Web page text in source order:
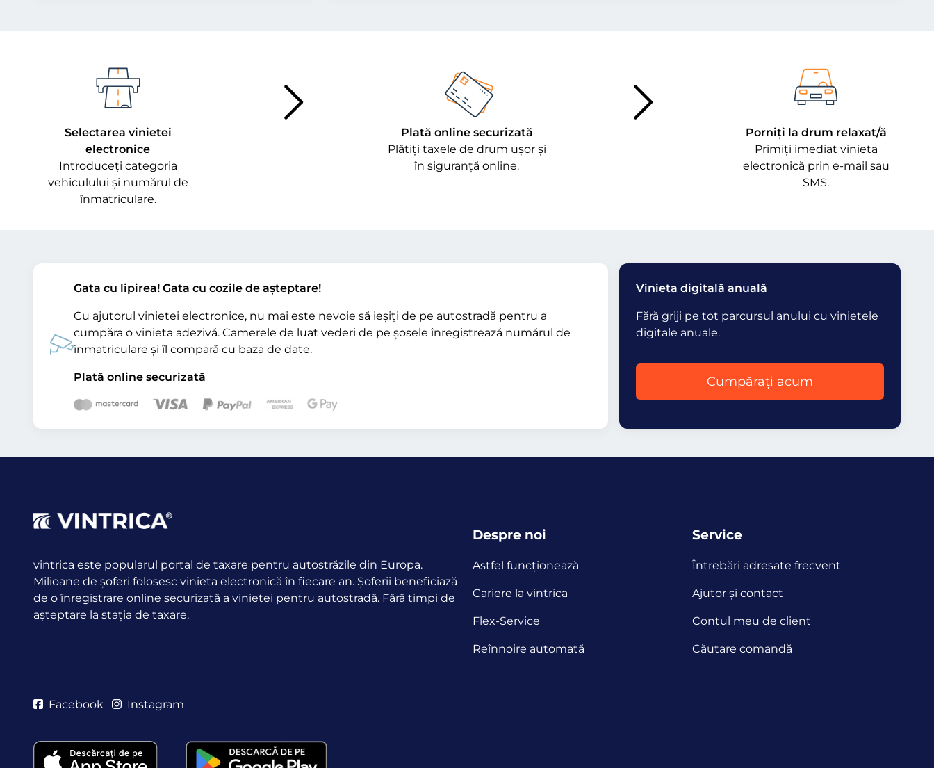
Selectarea vinietei
electronice
Introduceți categoria
vehiculului și numărul de
înmatriculare.
Plată online securizată
Plătiți taxele de drum ușor și
în siguranță online.
Porniți la drum relaxat/ă
Primiți imediat vinieta
electronică prin e-mail sau
SMS.
Gata cu lipirea! Gata cu cozile de așteptare!
Cu ajutorul vinietei electronice, nu mai este nevoie să ieșiți de pe autostradă pentru a
cumpăra o vinieta adezivă. Camerele de luat vederi de pe șosele înregistrează numărul de
înmatriculare și îl compară cu baza de date.
Plată online securizată
Vinieta digitală anuală
Fără griji pe tot parcursul anului cu vinietele
digitale anuale.
Cumpărați acum
vintrica este popularul portal de taxare pentru autostrăzile din Europa.
Milioane de șoferi folosesc vinieta electronică în fiecare an. Șoferii beneficiază
de o înregistrare online securizată a vinietei pentru autostradă. Fără timpi de
așteptare la stația de taxare.
Despre noi
Astfel funcţionează
Cariere la vintrica
Flex-Service
Reînnoire automată
Service
Întrebări adresate frecvent
Ajutor și contact
Contul meu de client
Căutare comandă
Facebook Instagram